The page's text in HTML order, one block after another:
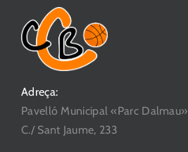
Adreça:
Pavelló Municipal «Parc Dalmau»
C./ Sant Jaume, 233